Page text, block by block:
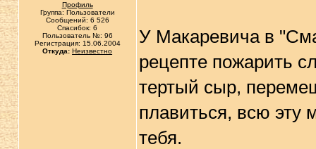
Профиль
Группа: Пользователи
Сообщений: 6 526
Спасибок: 6
Пользователь №: 96
Регистрация: 15.06.2004
Откуда: Неизвестно
У Макаревича в
рецепте пожарить
тертый сыр,
плавиться, всю эту
тебя.